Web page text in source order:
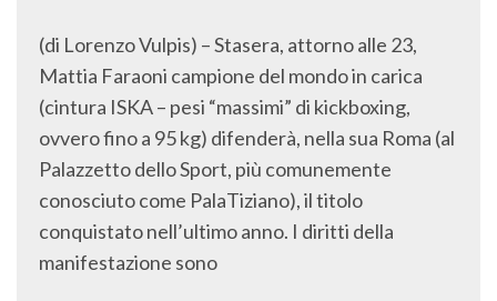
(di Lorenzo Vulpis) – Stasera, attorno alle 23,
Mattia Faraoni campione del mondo in carica
(cintura ISKA – pesi “massimi” di kickboxing,
ovvero fino a 95 kg) difenderà, nella sua Roma (al
Palazzetto dello Sport, più comunemente
conosciuto come PalaTiziano), il titolo
conquistato nell’ultimo anno. I diritti della
manifestazione sono